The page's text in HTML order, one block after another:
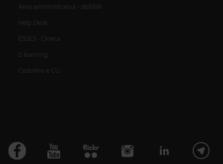
Area amministrativa - dbERW
Help Desk
ESSE3 - Cineca
E-learning
Cedolino e CU